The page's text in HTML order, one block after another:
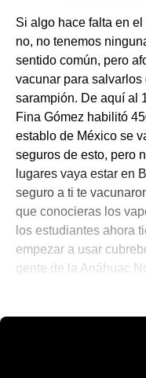
Si algo hace falta en
no, no tenemos
sentido común, pero
vacunar para salvarlos
sarampión. De aquí al
Fina Gómez habilitó
establo de México se
seguros de esto, pero
lugares vaya estar en
seguro a ti te
que conocieras los
los estudiantes ahora
empezar a usar
gente de la Anáhuac